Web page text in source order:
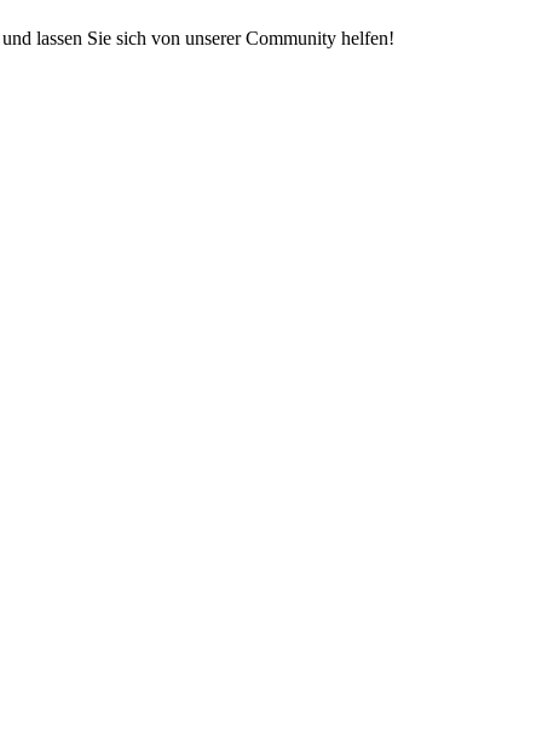
lassen Sie sich von unserer Community helfen!